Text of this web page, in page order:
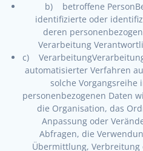
b) betroffene
identifizierte oder
deren
Verarbeitung
c)
automatisierter Verfahren
solche Vorgangsreihe
personenbezogenen Daten
die Organisation, das
Anpassung oder
Abfragen, die
Übermittlung,